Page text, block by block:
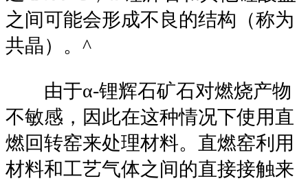
之间可能会形成不良的结构（称为
共晶）。^
由于α-锂辉石矿石对燃烧产物
不敏感，因此在这种情况下使用直
燃回转窑来处理材料。直燃窑利用
材料和工艺气体之间的直接接触来